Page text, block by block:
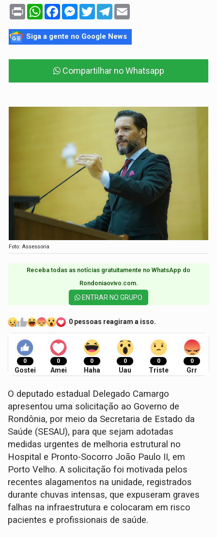
Print WhatsAppFacebookMessenger
TwitterTelegram
Siga a gente no Google News
Compartilhar no Whatsapp
Foto: Assessoria
Receba todas as notícias gratuitamente no WhatsApp do
Rondoniaovivo.com.​
ENTRAR NO GRUPO
0 pessoas reagiram a isso.
0
Gostei
0
Amei
0
Haha
0
Uau
0
Triste
0
Grr
O deputado estadual Delegado Camargo
apresentou uma solicitação ao Governo de
Rondônia, por meio da Secretaria de Estado da
Saúde (SESAU), para que sejam adotadas
medidas urgentes de melhoria estrutural no
Hospital e Pronto-Socorro João Paulo II, em
Porto Velho. A solicitação foi motivada pelos
recentes alagamentos na unidade, registrados
durante chuvas intensas, que expuseram graves
falhas na infraestrutura e colocaram em risco
pacientes e profissionais de saúde.